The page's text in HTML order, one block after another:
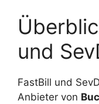
und
FastBill und
Anbieter von